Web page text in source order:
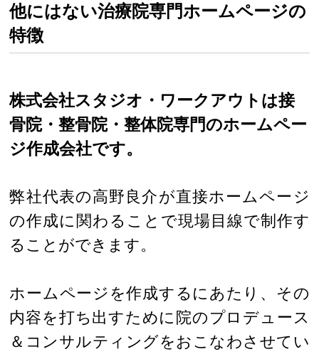
他にはない治療院専門ホームページの
特徴
株式会社スタジオ・ワークアウトは接
骨院・整骨院・整体院専門のホームペー
ジ作成会社です。
弊社代表の高野良介が直接ホームページ
の作成に関わることで現場目線で制作す
ることができます。
ホームページを作成するにあたり、その
内容を打ち出すために院のプロデュース
＆コンサルティングをおこなわさせてい